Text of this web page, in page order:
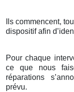
Ils commencent,
dispositif afin
Pour chaque
ce que nous
réparations
prévu.